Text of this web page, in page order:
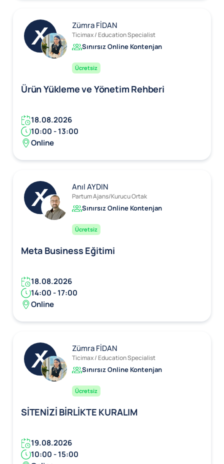
Zümra FİDAN
Ticimax / Education Specialist
Sınırsız Online Kontenjan
Ücretsiz
Ürün Yükleme ve Yönetim Rehberi
18.08.2026
10:00 - 13:00
Online
Anıl AYDIN
Partum Ajans/Kurucu Ortak
Sınırsız Online Kontenjan
Ücretsiz
Meta Business Eğitimi
18.08.2026
14:00 - 17:00
Online
Zümra FİDAN
Ticimax / Education Specialist
Sınırsız Online Kontenjan
Ücretsiz
SİTENİZİ BİRLİKTE KURALIM
19.08.2026
10:00 - 15:00